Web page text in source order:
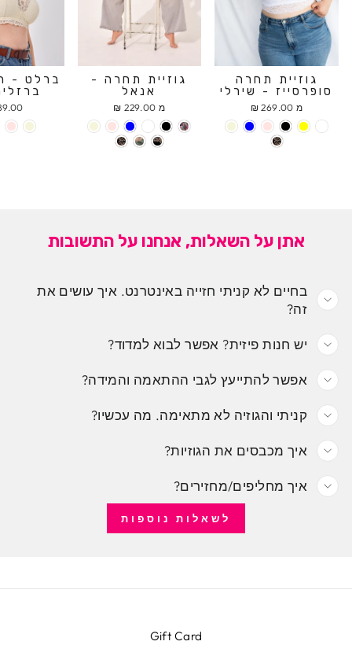
גוזיית תחרה
סופרסייז - שירלי
מ 269.00 ₪
גוזיית תחרה -
אנאל
מ 229.00 ₪
ברלט -
₪
אתן על השאלות, אנחנו על התשובות
בחיים לא קניתי חזייה באינטרנט. איך עושים את
זה?
יש חנות פיזית? אפשר לבוא למדוד?
אפשר להתייעץ לגבי ההתאמה והמידה?
קניתי והגוזיה לא מתאימה. מה עכשיו?
איך מכבסים את הגוזיות?
איך מחליפים/מחזירים?
לשאלות נוספות
Gift Card